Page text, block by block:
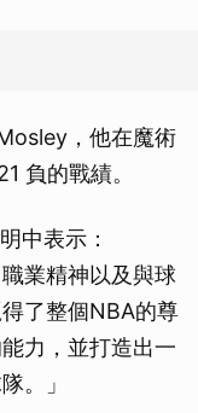
，他在魔術
負的戰績。
中表示：
業精神以及與球
了整個NBA的尊
力，並打造出一
。」